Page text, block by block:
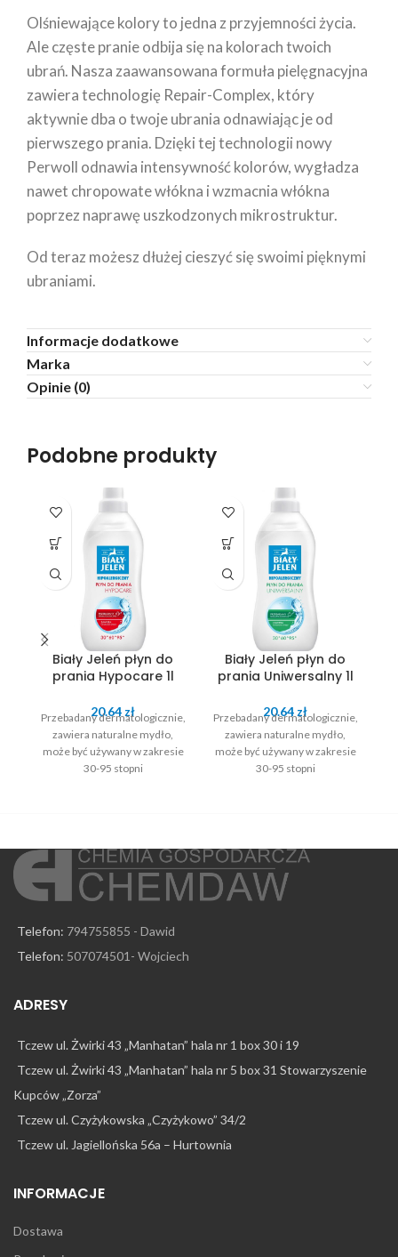
Olśniewające kolory to jedna z przyjemności życia.
Ale częste pranie odbija się na kolorach twoich
ubrań. Nasza zaawansowana formuła pielęgnacyjna
zawiera technologię Repair-Complex, który
aktywnie dba o twoje ubrania odnawiając je od
pierwszego prania. Dzięki tej technologii nowy
Perwoll odnawia intensywność kolorów, wygładza
nawet chropowate włókna i wzmacnia włókna
poprzez naprawę uszkodzonych mikrostruktur.
Od teraz możesz dłużej cieszyć się swoimi pięknymi
ubraniami.
Informacje dodatkowe
Marka
Opinie (0)
Podobne produkty
Biały Jeleń płyn do
prania Hypocare 1l
20.64 zł
Przebadany dermatologicznie,
zawiera naturalne mydło,
może być używany w zakresie
30-95 stopni
Biały Jeleń płyn do
prania Uniwersalny 1l
20.64 zł
Przebadany dermatologicznie,
zawiera naturalne mydło,
może być używany w zakresie
30-95 stopni
Telefon: 794755855 - Dawid
Telefon: 507074501- Wojciech
ADRESY
Tczew ul. Żwirki 43 „Manhatan” hala nr 1 box 30 i 19
Tczew ul. Żwirki 43 „Manhatan” hala nr 5 box 31 Stowarzyszenie
Kupców „Zorza”
Tczew ul. Czyżykowska „Czyżykowo” 34/2
Tczew ul. Jagiellońska 56a – Hurtownia
INFORMACJE
Dostawa